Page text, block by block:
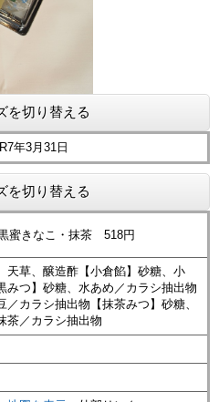
を切り替える
年3月31日
を切り替える
蜜きなこ・抹茶 518円
天草、醸造酢【小倉餡】砂糖、小
みつ】砂糖、水あめ／カラシ抽出物
／カラシ抽出物【抹茶みつ】砂糖、
茶／カラシ抽出物